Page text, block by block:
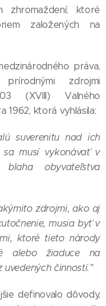
zhromaždení, ktoré
založených na
práva,
zdrojmi
(XVIII) Valného
1962, ktorá vyhlásila:
suverenitu nad ich
musí vykonávať v
obyvateľstva
zdrojmi, ako aj
musia byť v
ktoré tieto národy
alebo žiaduce na
uvedených činností."
definovalo dôvody,